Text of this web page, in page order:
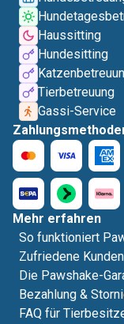
Haussitting
Hundesitting
Tierbetreuung
Gassi-Service
Mehr erfahren
So funktioniert
Zufriedene Kunden
Die Pawshake-
Bezahlung &
FAQ für